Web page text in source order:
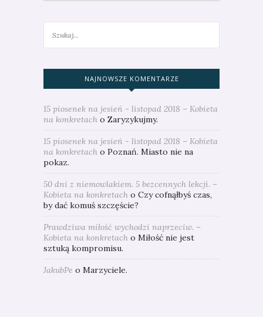
NAJNOWSZE KOMENTARZE
15 piosenek na jesień - listopad 2018 – Kobieta
na konkretach o Zaryzykujmy.
15 piosenek na jesień - listopad 2018 – Kobieta
na konkretach o Poznań. Miasto nie na
pokaz.
50 dni z niemowlakiem. 5 bezcennych lekcji. –
Kobieta na konkretach o Czy cofnąłbyś czas,
by dać komuś szczęście?
Prawdziwa miłość wychodzi naprzeciw. –
Kobieta na konkretach o Miłość nie jest
sztuką kompromisu.
JakubPe o Marzyciele.